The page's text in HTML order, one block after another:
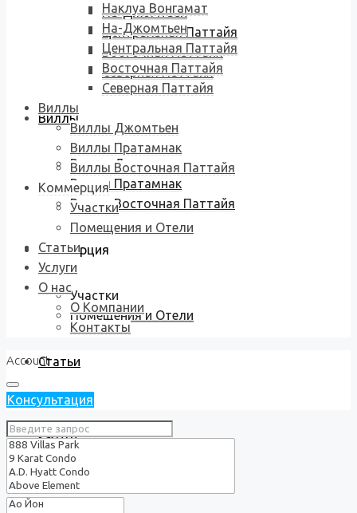
На-Джомтьен
Центральная Паттайя
Восточная Паттайя
Северная Паттайя
Виллы
Виллы Джомтьен
Виллы Пратамнак
Виллы Восточная Паттайя
Коммерция
Участки
Помещения и Отели
Статьи
Услуги
О нас
Наклуа Вонгамат
На-Джомтьен
Центральная Паттайя
Восточная Паттайя
Северная Паттайя
Виллы
Виллы Джомтьен
Виллы Пратамнак
Виллы Восточная Паттайя
Коммерция
Участки
Помещения и Отели
Статьи
Услуги
О нас
О Компании
Контакты
Account
Консультация